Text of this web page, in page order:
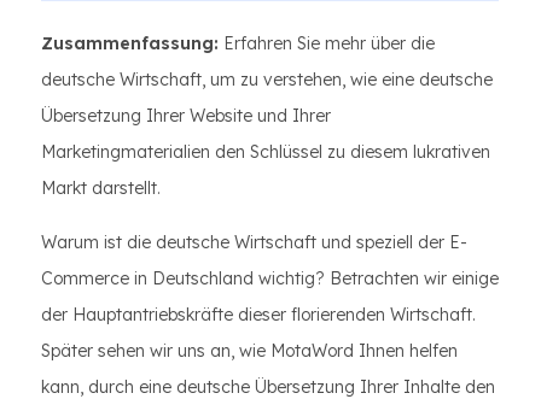
Zusammenfassung: Erfahren Sie mehr über die
deutsche Wirtschaft, um zu verstehen, wie eine deutsche
Übersetzung Ihrer Website und Ihrer
Marketingmaterialien den Schlüssel zu diesem lukrativen
Markt darstellt.
Warum ist die deutsche Wirtschaft und speziell der E-
Commerce in Deutschland wichtig? Betrachten wir einige
der Hauptantriebskräfte dieser florierenden Wirtschaft.
Später sehen wir uns an, wie MotaWord Ihnen helfen
kann, durch eine deutsche Übersetzung Ihrer Inhalte den